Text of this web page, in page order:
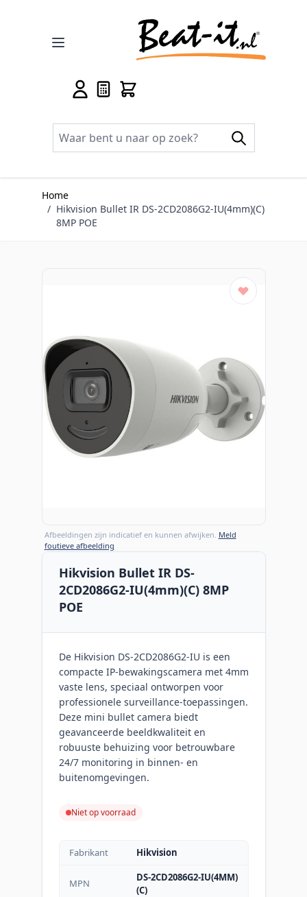
Home
/ Hikvision Bullet IR DS-2CD2086G2-IU(4mm)(C)
8MP POE
Afbeeldingen zijn indicatief en kunnen afwijken. Meld
foutieve afbeelding
Hikvision Bullet IR DS-
2CD2086G2-IU(4mm)(C) 8MP
POE
De Hikvision DS-2CD2086G2-IU is een
compacte IP-bewakingscamera met 4mm
vaste lens, speciaal ontworpen voor
professionele surveillance-toepassingen.
Deze mini bullet camera biedt
geavanceerde beeldkwaliteit en
robuuste behuizing voor betrouwbare
24/7 monitoring in binnen- en
buitenomgevingen.
Niet op voorraad
Fabrikant Hikvision
MPN
DS-2CD2086G2-IU(4MM)
(C)